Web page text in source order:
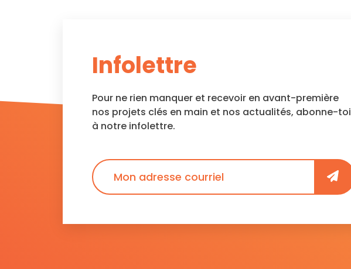
Infolettre
Pour ne rien manquer et recevoir en avant-première
nos projets clés en main et nos actualités, abonne-toi
à notre infolettre.